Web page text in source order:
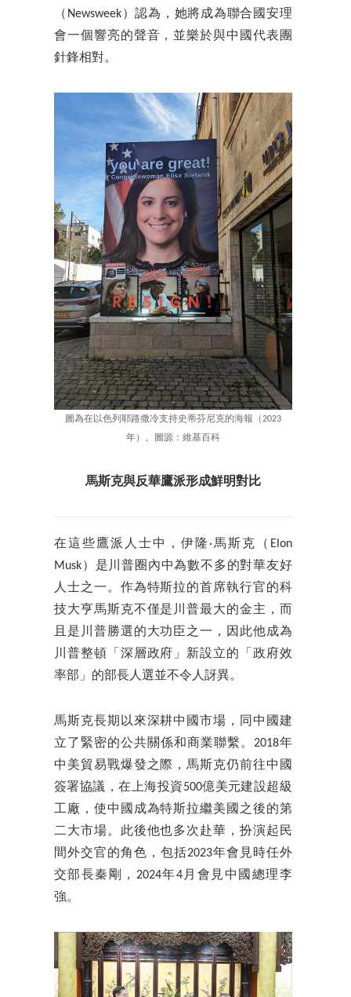
（Newsweek）認為，她將成為聯合國安理
會一個響亮的聲音，並樂於與中國代表團
針鋒相對。
圖為在以色列耶路撒冷支持史蒂芬尼克的海報（2023
年）。圖源：維基百科
馬斯克與反華鷹派形成鮮明對比
在這些鷹派人士中，伊隆·馬斯克（Elon
Musk）是川普圈內中為數不多的對華友好
人士之一。作為特斯拉的首席執行官的科
技大亨馬斯克不僅是川普最大的金主，而
且是川普勝選的大功臣之一，因此他成為
川普整頓「深層政府」新設立的「政府效
率部」的部長人選並不令人訝異。
馬斯克長期以來深耕中國市場，同中國建
立了緊密的公共關係和商業聯繫。2018年
中美貿易戰爆發之際，馬斯克仍前往中國
簽署協議，在上海投資500億美元建設超級
工廠，使中國成為特斯拉繼美國之後的第
二大市場。此後他也多次赴華，扮演起民
間外交官的角色，包括2023年會見時任外
交部長秦剛，2024年4月會見中國總理李
強。